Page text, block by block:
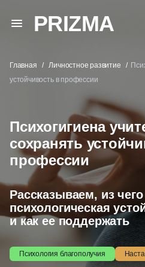
PRIZMA
Главная Личностное развитие
устойчивость в профессии
Психогигиена
сохранять
профессии
Рассказываем, из
психологическая
и как ее поддержать
Психология благополучия